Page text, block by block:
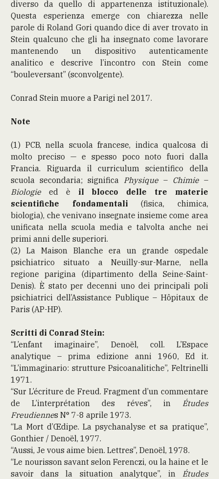
diverso da quello di appartenenza istituzionale).
Questa esperienza emerge con chiarezza nelle
parole di Roland Gori quando dice di aver trovato in
Stein qualcuno che gli ha insegnato come lavorare
mantenendo un dispositivo autenticamente
analitico e descrive l’incontro con Stein come
“bouleversant” (sconvolgente).
Conrad Stein muore a Parigi nel 2017.
Note
(1) PCB, nella scuola francese, indica qualcosa di
molto preciso — e spesso poco noto fuori dalla
Francia. Riguarda il curriculum scientifico della
scuola secondaria; significa Physique– Chimie–
Biologieed è il blocco delle tre materie
scientifiche fondamentali (fisica, chimica,
biologia), che venivano insegnate insieme come area
unificata nella scuola media e talvolta anche nei
primi anni delle superiori.
(2) La Maison Blanche era un grande ospedale
psichiatrico situato a Neuilly-sur-Marne, nella
regione parigina (dipartimento della Seine-Saint-
Denis). È stato per decenni uno dei principali poli
psichiatrici dell’Assistance Publique – Hôpitaux de
Paris (AP-HP).
Scritti di Conrad Stein:
“L’enfant imaginaire”, Denoël, coll. L’Espace
analytique – prima edizione anni 1960, Ed it.
“L’immaginario: strutture Psicoanalitiche”, Feltrinelli
1971.
“Sur L’écriture de Freud. Fragment d’un commentare
de L’interprétation des réves”, in Études
Freudiennes N° 7-8 aprile 1973.
“La Mort d’Œdipe. La psychanalyse et sa pratique”,
Gonthier / Denoël, 1977.
“Aussi, Je vous aime bien. Lettres”, Denoël, 1978.
“Le nourisson savant selon Ferenczi, ou la haine et le
savoir dans la situation analytque”, in Études